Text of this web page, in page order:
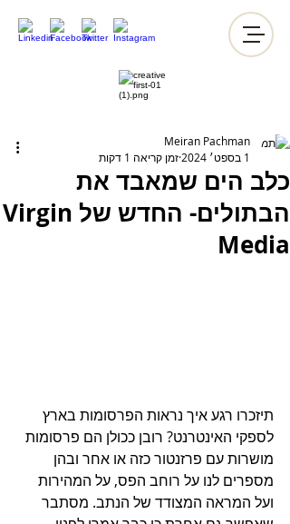
כלב הים שמאבד את
הבתולים- החדש של Virgin
Media
Meiran Pachman
1 בספט׳ 2024
זמן קריאה 1 דקות
תיזכרו רגע איך נראות הפרסומות בארץ
לספקי האינטרנט? רובן ככולן הם פרסומות
מושרות עם פרזנטור כזה או אחר ובהן
מספרים לנו על רוחב הפס, על המהירות
ועל המראה המצודד של הנתב. מסתבר